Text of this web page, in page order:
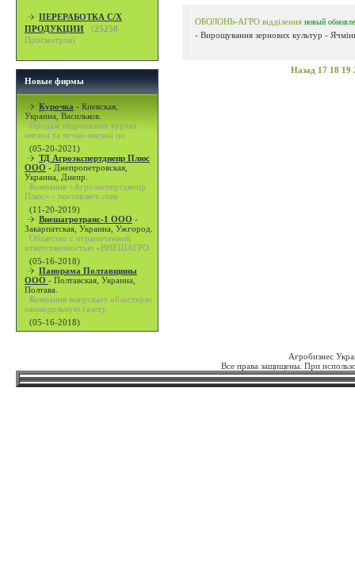
ПЕРЕРАБОТКА С/Х
ПРОДУКЦИИ
(25250
Просмотров)
Новые фирмы
Курочка - Киевская,
Украина, Васильков.
Продаж підрощених курчат
мясної та яєчно-мясної по
(05-20-2021)
ТД Агроэкспертднепр Плюс
ООО - Днепропетровская,
Украина, Днепр.
Компания «Агроэкспертднепр
Плюс» - поставляет совр
(11-20-2019)
Внешагротранс-1 ООО -
Закарпатская, Украина, Ужгород.
Общество с ограниченной
ответственностью «ВНЕШАГРО
(05-16-2018)
Панорама Полтавщины
ООО - Полтавская, Украина,
Полтава.
Компания выпускает областную
еженедельную газету,
(05-16-2018)
ОБОЛОНЬ-АГРО відділення новый
- Вирощування зернових культур -
Назад 17 18 19
Агробизнес
Все права защищены. При